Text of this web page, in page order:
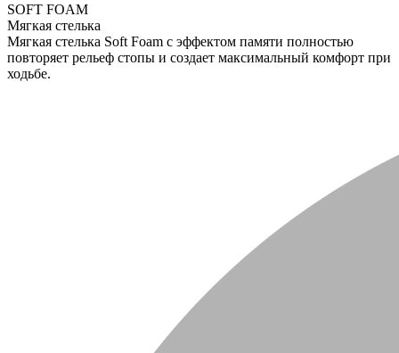
SOFT FOAM
Мягкая стелька
Мягкая стелька Soft Foam с эффектом памяти полностью
повторяет рельеф стопы и создает максимальный комфорт при
ходьбе.